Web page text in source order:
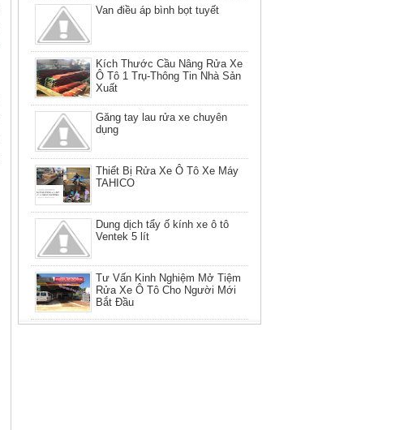
Van điều áp bình bọt tuyết
Kích Thước Cầu Nâng Rửa Xe
Ô Tô 1 Trụ-Thông Tin Nhà Sản
Xuất
Găng tay lau rửa xe chuyên
dụng
Thiết Bị Rửa Xe Ô Tô Xe Máy
TAHICO
Dung dịch tẩy ố kính xe ô tô
Ventek 5 lít
Tư Vấn Kinh Nghiệm Mở Tiệm
Rửa Xe Ô Tô Cho Người Mới
Bắt Đầu